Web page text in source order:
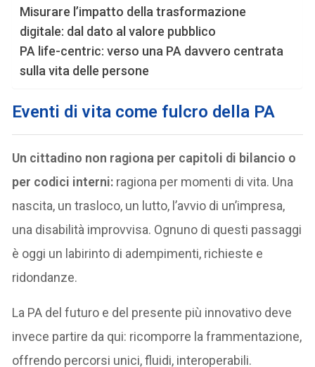
Misurare l’impatto della trasformazione
digitale: dal dato al valore pubblico
PA life-centric: verso una PA davvero centrata
sulla vita delle persone
Eventi di vita come fulcro della PA
Un cittadino non ragiona per capitoli di bilancio o
per codici interni: ragiona per momenti di vita. Una
nascita, un trasloco, un lutto, l’avvio di un’impresa,
una disabilità improvvisa. Ognuno di questi passaggi
è oggi un labirinto di adempimenti, richieste e
ridondanze.
La PA del futuro e del presente più innovativo deve
invece partire da qui: ricomporre la frammentazione,
offrendo percorsi unici, fluidi, interoperabili.